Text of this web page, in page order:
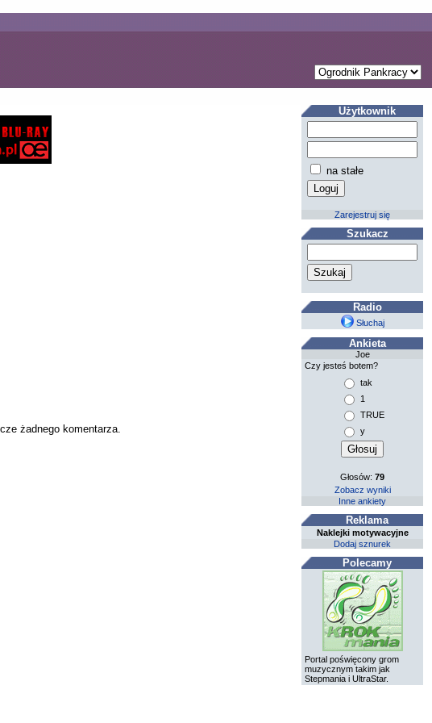
żadnego komentarza.
Użytkownik
na stałe
Zarejestruj się
Szukacz
Radio
Słuchaj
Ankieta
Joe
Czy jesteś botem?
tak
1
TRUE
y
Głosów:79
Zobacz wyniki
Inne ankiety
Reklama
Naklejki motywacyjne
Dodaj sznurek
Polecamy
Portal poświęcony grom
muzycznym takim jak
Stepmania i UltraStar.